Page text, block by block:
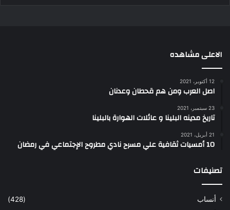
الاعلى مشاهده
12 أكتوبر، 2021
اصل العرب ومن هم قحطان وعدنان
23 سبتمبر، 2021
تاريخ مدينه البلينا و عائلات الهوارة بالبلينا
21 أبريل، 2021
10 أمسيات ثقافية علي مسرح نادي مطروح الإجتماعي في رمضان
تصنيفات
أنساب
(428)